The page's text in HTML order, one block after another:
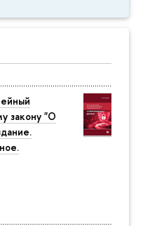
закону "О